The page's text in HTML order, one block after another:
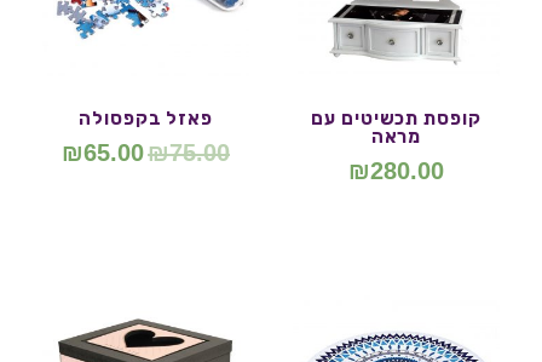
קופסת תכשיטים עם
מראה
₪280.00
פאזל בקפסולה
₪75.00
₪65.00